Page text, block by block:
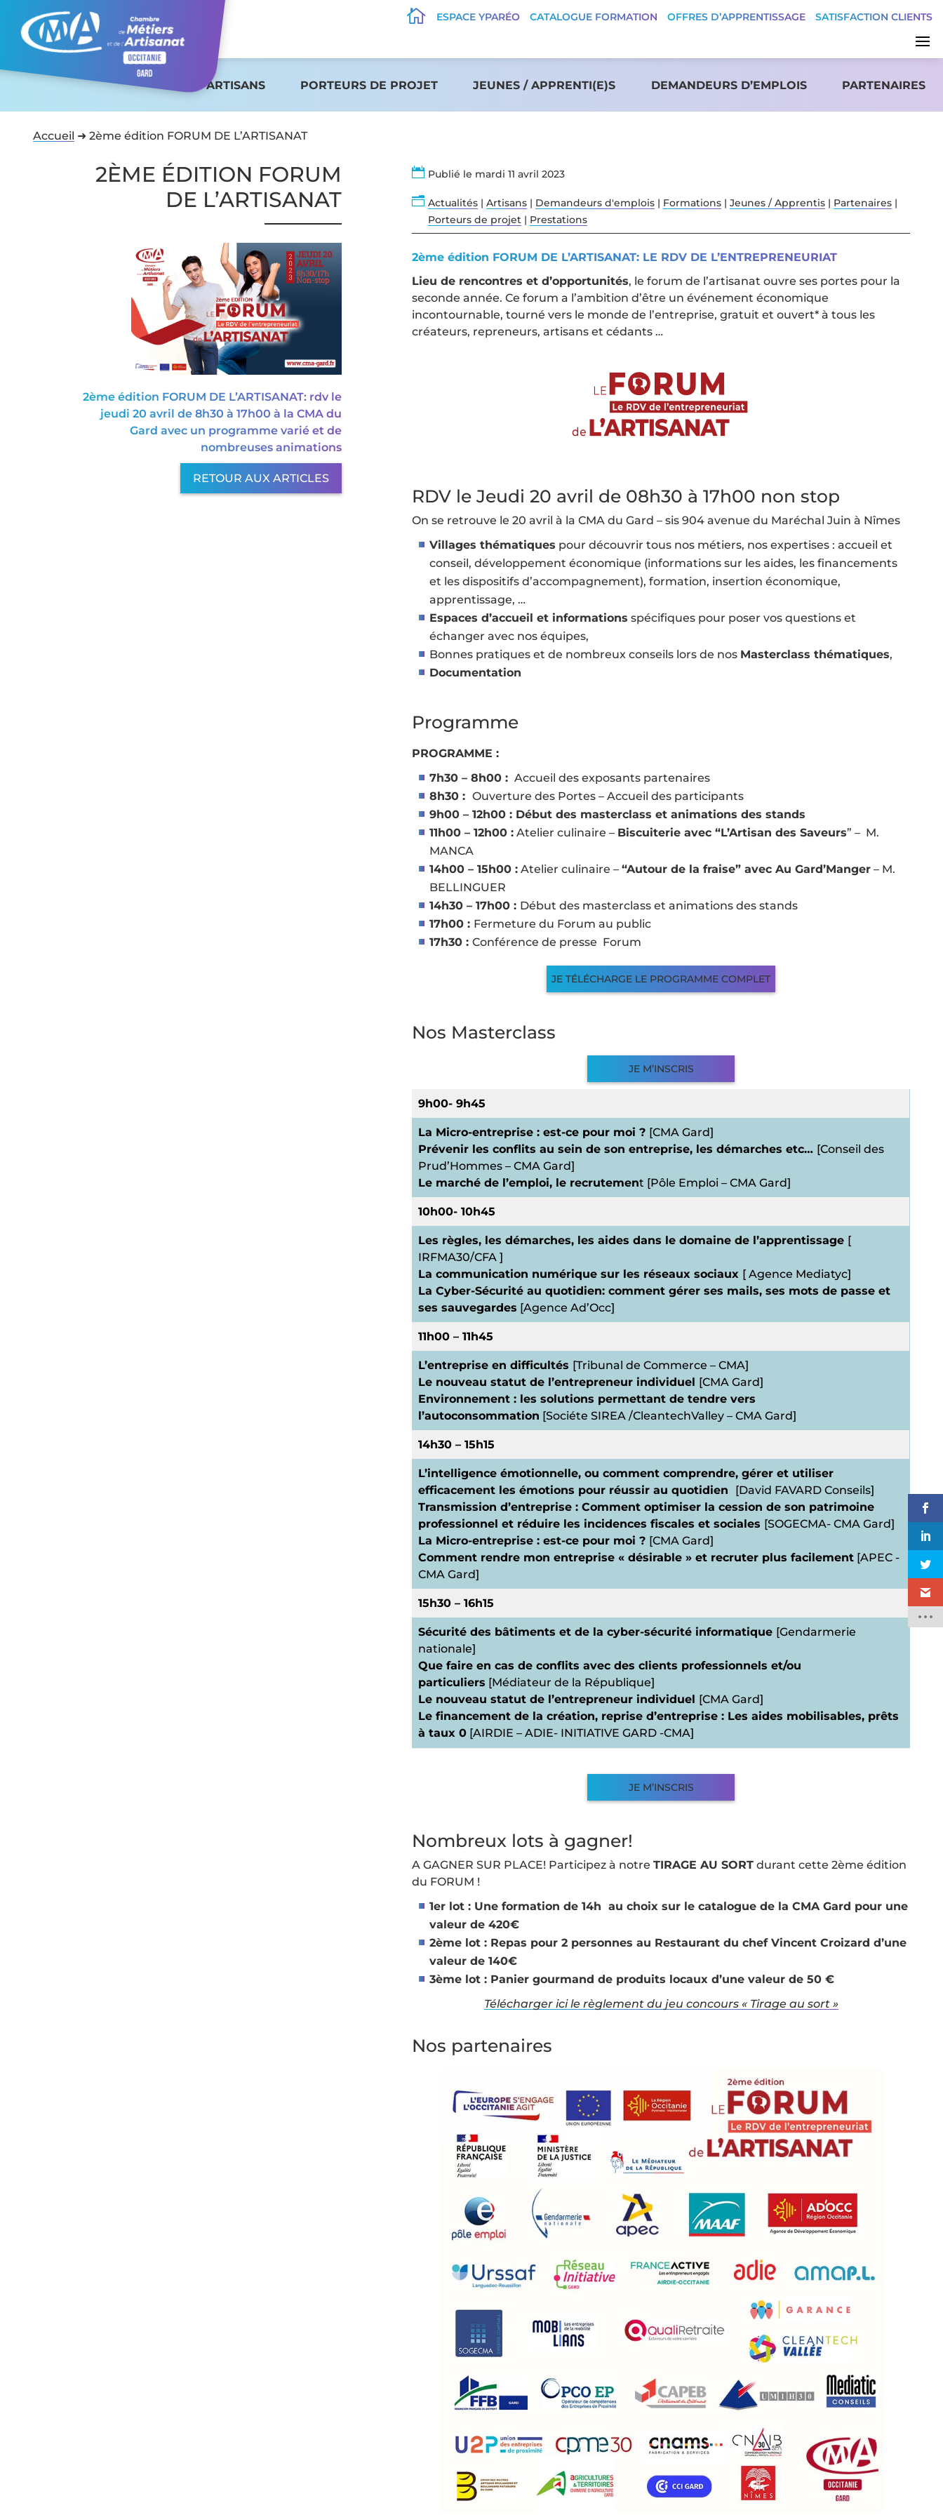
 ESPACE YPARÉO CATALOGUE FORMATION OFFRES D’APPRENTISSAGE SATISFACTION CLIENTS
ARTISANS PORTEURS DE PROJET JEUNES / APPRENTI(E)S DEMANDEURS D’EMPLOIS PARTENAIRES
Accueil ➜ 2ème édition FORUM DE L’ARTISANAT
2ÈME ÉDITION FORUM
DE L’ARTISANAT
2ème édition FORUM DE L’ARTISANAT: rdv le
jeudi 20 avril de 8h30 à 17h00 à la CMA du
Gard avec un programme varié et de
nombreuses animations
RETOUR AUX ARTICLES
 Publié le mardi 11 avril 2023
n Actualités | Artisans | Demandeurs d'emplois | Formations | Jeunes / Apprentis | Partenaires |
Porteurs de projet | Prestations
2ème édition FORUM DE L’ARTISANAT: LE RDV DE L’ENTREPRENEURIAT
Lieu de rencontres et d’opportunités, le forum de l’artisanat ouvre ses portes pour la
seconde année. Ce forum a l’ambition d’être un événement économique
incontournable, tourné vers le monde de l’entreprise, gratuit et ouvert* à tous les
créateurs, repreneurs, artisans et cédants …
RDV le Jeudi 20 avril de 08h30 à 17h00 non stop
On se retrouve le 20 avril à la CMA du Gard – sis 904 avenue du Maréchal Juin à Nîmes
Villages thématiques pour découvrir tous nos métiers, nos expertises : accueil et
conseil, développement économique (informations sur les aides, les financements
et les dispositifs d’accompagnement), formation, insertion économique,
apprentissage, …
Espaces d’accueil et informations spécifiques pour poser vos questions et
échanger avec nos équipes,
Bonnes pratiques et de nombreux conseils lors de nos Masterclass thématiques,
Documentation
Programme
PROGRAMME :
7h30 – 8h00 : Accueil des exposants partenaires
8h30 : Ouverture des Portes – Accueil des participants
9h00 – 12h00 : Début des masterclass et animations des stands
11h00 – 12h00 : Atelier culinaire – Biscuiterie avec “L’Artisan des Saveurs” – M.
MANCA
14h00 – 15h00 : Atelier culinaire – “Autour de la fraise” avec Au Gard’Manger – M.
BELLINGUER
14h30 – 17h00 : Début des masterclass et animations des stands
17h00 : Fermeture du Forum au public
17h30 : Conférence de presse Forum
JE TÉLÉCHARGE LE PROGRAMME COMPLET
Nos Masterclass
JE M’INSCRIS
9h00- 9h45
La Micro-entreprise : est-ce pour moi ? [CMA Gard]
Prévenir les conflits au sein de son entreprise, les démarches etc… [Conseil des
Prud’Hommes – CMA Gard]
Le marché de l’emploi, le recrutement [Pôle Emploi – CMA Gard]
10h00- 10h45
Les règles, les démarches, les aides dans le domaine de l’apprentissage [
IRFMA30/CFA ]
La communication numérique sur les réseaux sociaux [ Agence Mediatyc]
La Cyber-Sécurité au quotidien: comment gérer ses mails, ses mots de passe et
ses sauvegardes [Agence Ad’Occ]
11h00 – 11h45
L’entreprise en difficultés [Tribunal de Commerce – CMA]
Le nouveau statut de l’entrepreneur individuel [CMA Gard]
Environnement : les solutions permettant de tendre vers
l’autoconsommation [Sociéte SIREA /CleantechValley – CMA Gard]
14h30 – 15h15
L’intelligence émotionnelle, ou comment comprendre, gérer et utiliser
efficacement les émotions pour réussir au quotidien [David FAVARD Conseils]
Transmission d’entreprise : Comment optimiser la cession de son patrimoine
professionnel et réduire les incidences fiscales et sociales [SOGECMA- CMA Gard]
La Micro-entreprise : est-ce pour moi ? [CMA Gard]
Comment rendre mon entreprise « désirable » et recruter plus facilement [APEC -
CMA Gard]
15h30 – 16h15
Sécurité des bâtiments et de la cyber-sécurité informatique [Gendarmerie
nationale]
Que faire en cas de conflits avec des clients professionnels et/ou
particuliers [Médiateur de la République]
Le nouveau statut de l’entrepreneur individuel [CMA Gard]
Le financement de la création, reprise d’entreprise : Les aides mobilisables, prêts
à taux 0 [AIRDIE – ADIE- INITIATIVE GARD -CMA]
JE M’INSCRIS
Nombreux lots à gagner!
A GAGNER SUR PLACE! Participez à notre TIRAGE AU SORT durant cette 2ème édition
du FORUM !
1er lot : Une formation de 14h au choix sur le catalogue de la CMA Gard pour une
valeur de 420€
2ème lot : Repas pour 2 personnes au Restaurant du chef Vincent Croizard d’une
valeur de 140€
3ème lot : Panier gourmand de produits locaux d’une valeur de 50 €
Télécharger ici le règlement du jeu concours « Tirage au sort »
Nos partenaires